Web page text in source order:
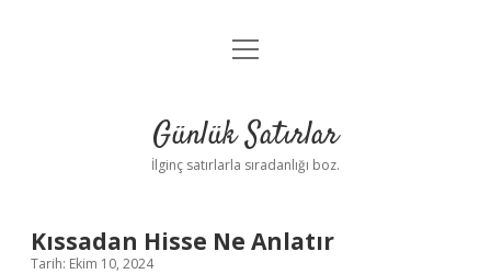
Anasayfa
Yasal Uyarı
menüyü
Günlük Satırlar
İlginç satırlarla sıradanlığı boz.
Kıssadan Hisse Ne Anlatır
Tarih: Ekim 10, 2024